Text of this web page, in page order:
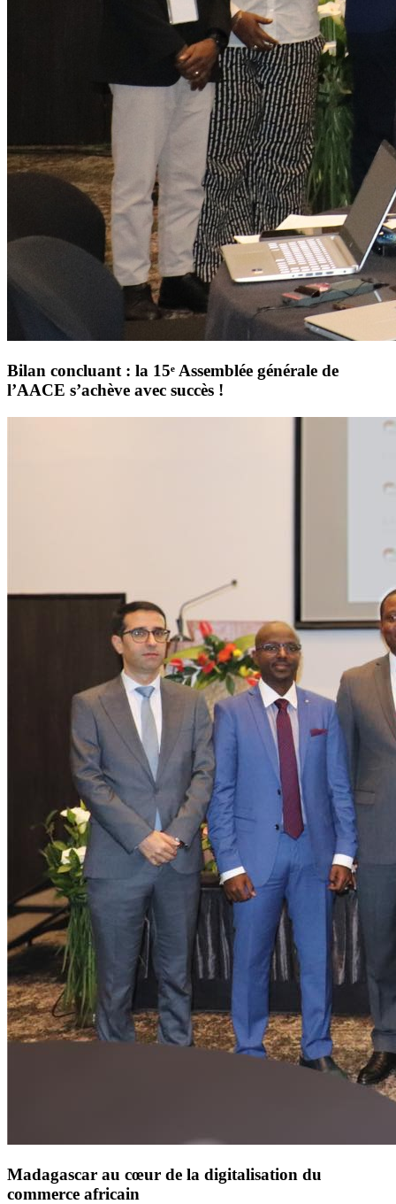
Bilan concluant : la 15ᵉ Assemblée générale de
l’AACE s’achève avec succès !
Madagascar au cœur de la digitalisation du
commerce africain